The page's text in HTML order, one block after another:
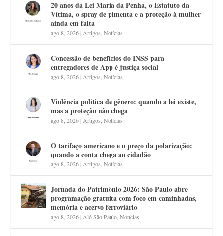
20 anos da Lei Maria da Penha, o Estatuto da
Vítima, o spray de pimenta e a proteção à mulher
ainda em falta
ago 8, 2026|Artigos,Notícias
Concessão de benefícios do INSS para
entregadores de App é justiça social
ago 8, 2026|Artigos,Notícias
Violência política de gênero: quando a lei existe,
mas a proteção não chega
ago 8, 2026|Artigos,Notícias
O tarifaço americano e o preço da polarização:
quando a conta chega ao cidadão
ago 8, 2026|Artigos,Notícias
Jornada do Patrimônio 2026: São Paulo abre
programação gratuita com foco em caminhadas,
memória e acervo ferroviário
ago 8, 2026|Alô São Paulo,Notícias